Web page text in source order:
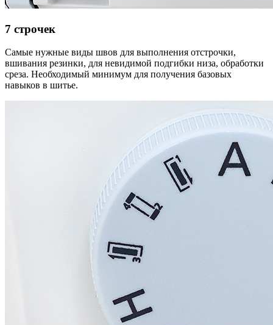
7 строчек
Самые нужные виды швов для выполнения отстрочки,
вшивания резинки, для невидимой подгибки низа, обработки
среза. Необходимый минимум для получения базовых
навыков в шитье.